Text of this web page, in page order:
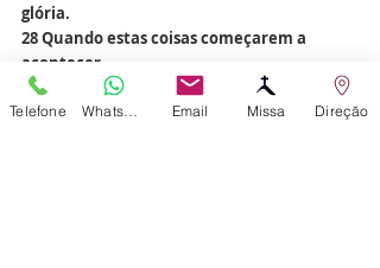
glória.
28 Quando estas coisas começarem a
acontecer,
levantai-vos e erguei a cabeça,
porque a vossa libertação está próxima.'
Telefone Email Missa Direção